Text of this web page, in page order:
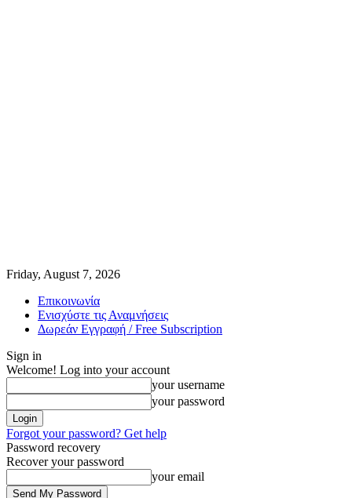
Friday, August 7, 2026
Επικοινωνία
Ενισχύστε τις Αναμνήσεις
Δωρεάν Εγγραφή / Free Subscription
Sign in
Welcome! Log into your account
your username
your password
Forgot your password? Get help
Password recovery
Recover your password
your email